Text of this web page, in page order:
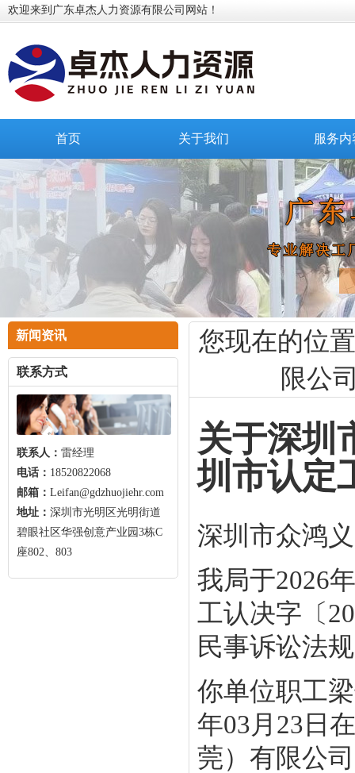
欢迎来到广东卓杰人力资源有限公司网站！
首页 关于我们 服务内
新闻资讯
联系方式
联系人： 雷经理
电话： 18520822068
邮箱： Leifan@gdzhuojiehr.com
地址： 深圳市光明区光明街道
碧眼社区华强创意产业园3栋C
座802、803
您现在的位
限公
关于深圳
圳市认定
深圳市众鸿
我局于2026
工认决字〔
民事诉讼法
你单位职工
年03月23日
莞）有限公